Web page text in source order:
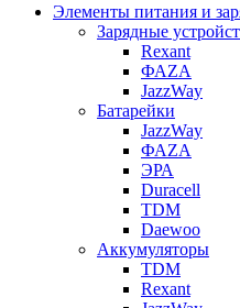
Элементы питания и
Зарядные
Rexant
ФАZА
JazzWay
Батарейки
JazzWay
ФАZА
ЭРА
Duracell
TDM
Daewoo
Аккумуляторы
TDM
Rexant